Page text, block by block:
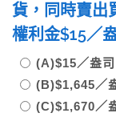
貨，同時賣出
權利金$15／
(A)$15／盎
(B)$1,645／
(C)$1,670／